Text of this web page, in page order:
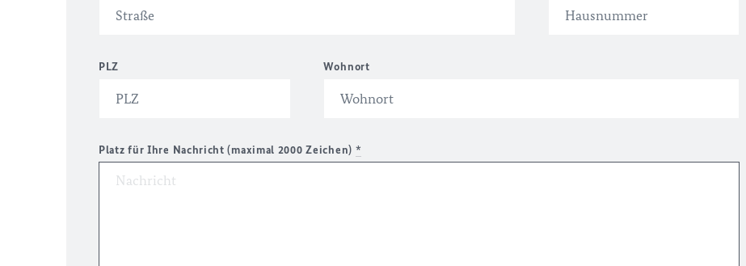
PLZ Wohnort
Platz für Ihre Nachricht (maximal 2000 Zeichen) *